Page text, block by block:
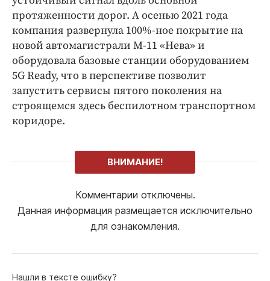
протяженности дорог. А осенью 2021 года
компания развернула 100%-ное покрытие на
новой автомагистрали М-11 «Нева» и
оборудовала базовые станции оборудованием
5G Ready, что в перспективе позволит
запустить сервисы пятого поколения на
строящемся здесь беспилотном транспортном
коридоре.
ВНИМАНИЕ!
Комментарии отключены.
Данная информация размещается исключительно
для ознакомления.
Нашли в тексте ошибку?